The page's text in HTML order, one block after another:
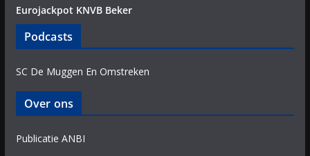
Eurojackpot KNVB Beker
Podcasts
SC De Muggen En Omstreken
Over ons
Publicatie ANBI